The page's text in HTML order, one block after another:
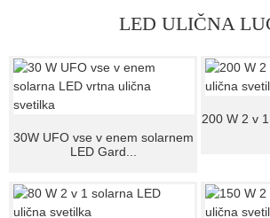
LED ULIČNA
30W UFO vse v enem solarnem
LED Gard...
200 W 2 v